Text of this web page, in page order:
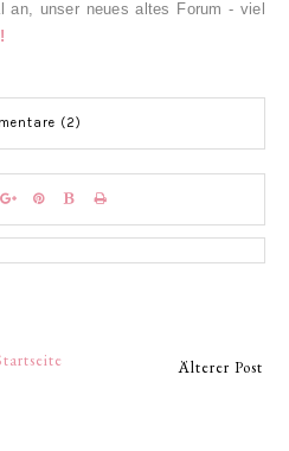
an, unser neues altes Forum - viel
(2)
Älterer Post